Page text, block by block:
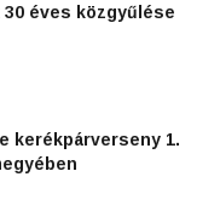
éves közgyűlése
kerékpárverseny 1.